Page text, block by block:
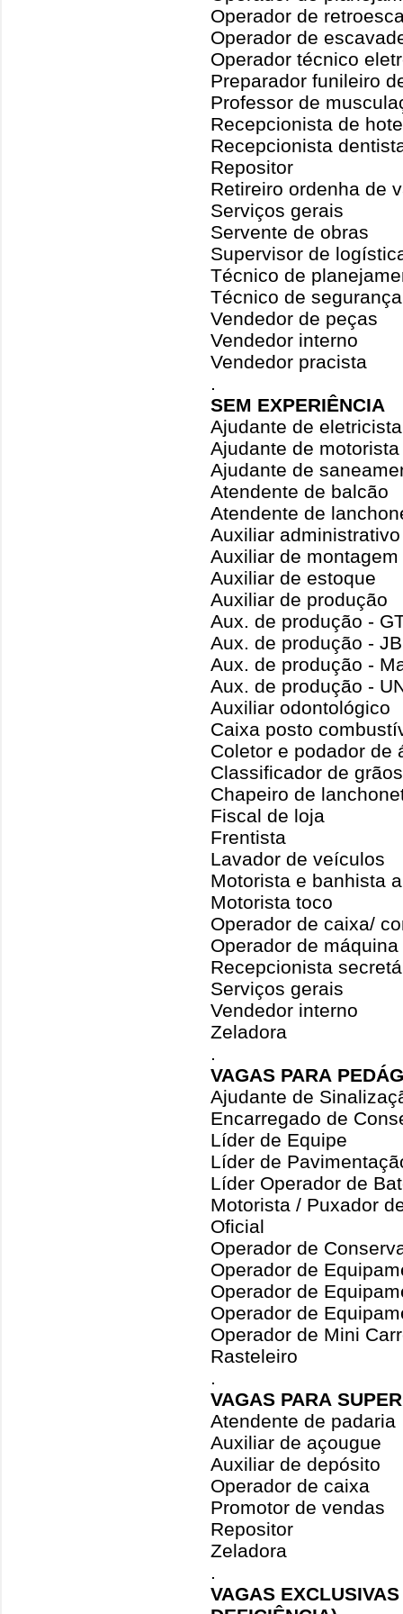
Operador de
Operador de
Operador técnico
Preparador funileiro
Professor de
Recepcionista de
Recepcionista
Repositor
Retireiro ordenha de
Serviços gerais
Servente de obras
Supervisor de
Técnico de
Técnico de
Vendedor de peças
Vendedor interno
Vendedor pracista
.
SEM EXPERIÊNCIA
Ajudante de eletricista
Ajudante de motorista
Ajudante de
Atendente de balcão
Atendente de
Auxiliar administrativo
Auxiliar de
Auxiliar de estoque
Auxiliar de produção
Aux. de produção -
Aux. de produção -
Aux. de produção -
Aux. de produção -
Auxiliar odontológico
Caixa posto
Coletor e podador de
Classificador de grãos
Chapeiro de
Fiscal de loja
Frentista
Lavador de veículos
Motorista e banhista
Motorista toco
Operador de caixa/
Operador de
Recepcionista
Serviços gerais
Vendedor interno
Zeladora
.
VAGAS PARA
Ajudante de
Encarregado de
Líder de Equipe
Líder de
Líder Operador de
Motorista / Puxador
Oficial
Operador de
Operador de
Operador de
Operador de
Operador de Mini
Rasteleiro
.
VAGAS PARA
Atendente de padaria
Auxiliar de açougue
Auxiliar de depósito
Operador de caixa
Promotor de vendas
Repositor
Zeladora
.
VAGAS